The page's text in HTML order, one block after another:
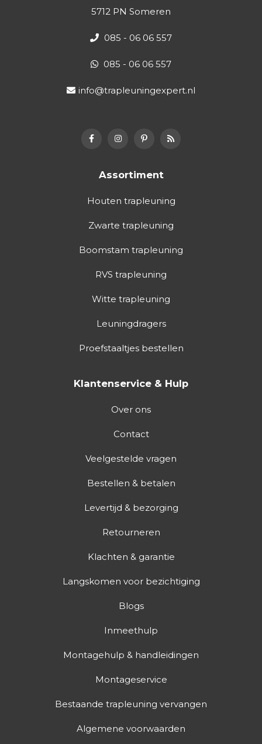
5712 PN Someren
085 - 06 06 557
085 - 06 06 557
info@trapleuningexpert.nl
Assortiment
Houten trapleuning
Zwarte trapleuning
Boomstam trapleuning
RVS trapleuning
Witte trapleuning
Leuningdragers
Proefstaaltjes bestellen
Klantenservice & Hulp
Over ons
Contact
Veelgestelde vragen
Bestellen & betalen
Levertijd & bezorging
Retourneren
Klachten & garantie
Langskomen voor bezichtiging
Blogs
Inmeethulp
Montagehulp & handleidingen
Montageservice
Bestaande trapleuning vervangen
Algemene voorwaarden